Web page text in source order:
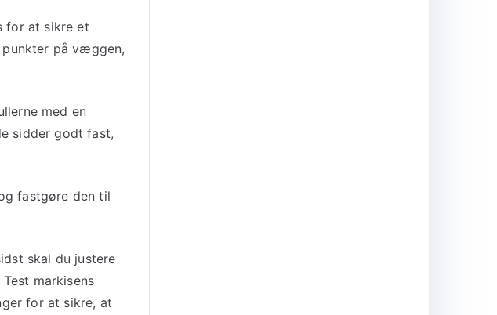
for at sikre et
på væggen,
med en
sidder godt fast,
fastgøre den til
skal du justere
markisens
for at sikre, at